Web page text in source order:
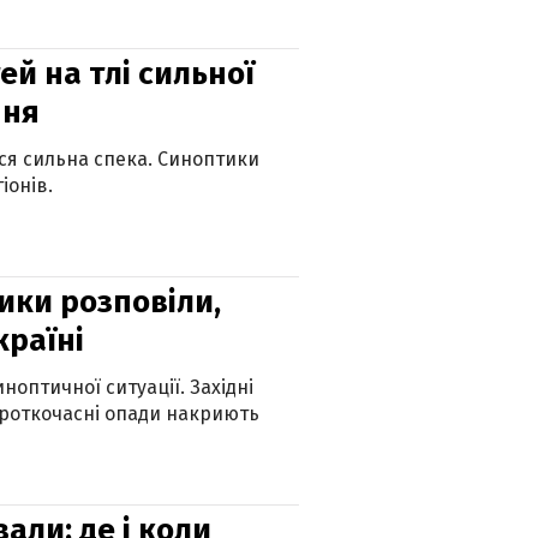
на тлі сильної
сильна спека. Синоптики
розповіли,
ситуації. Західні
опади накриють
де і коли